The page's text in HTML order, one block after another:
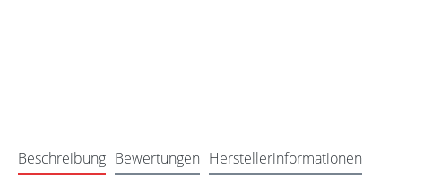
Beschreibung Bewertungen Herstellerinformationen